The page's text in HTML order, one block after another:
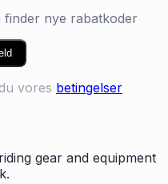
finder nye rabatkoder
vores betingelser
gear and equipment